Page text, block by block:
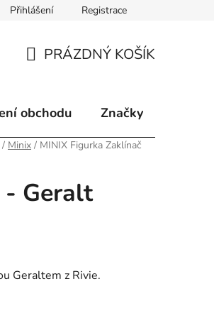
Kontakty
Přihlášení Registrace
KOŠÍK
PRÁZDNÝ KOŠÍK
obchodu Značky
/ Minix / MINIX Figurka Zaklínač
- Geralt
Geraltem z Rivie.